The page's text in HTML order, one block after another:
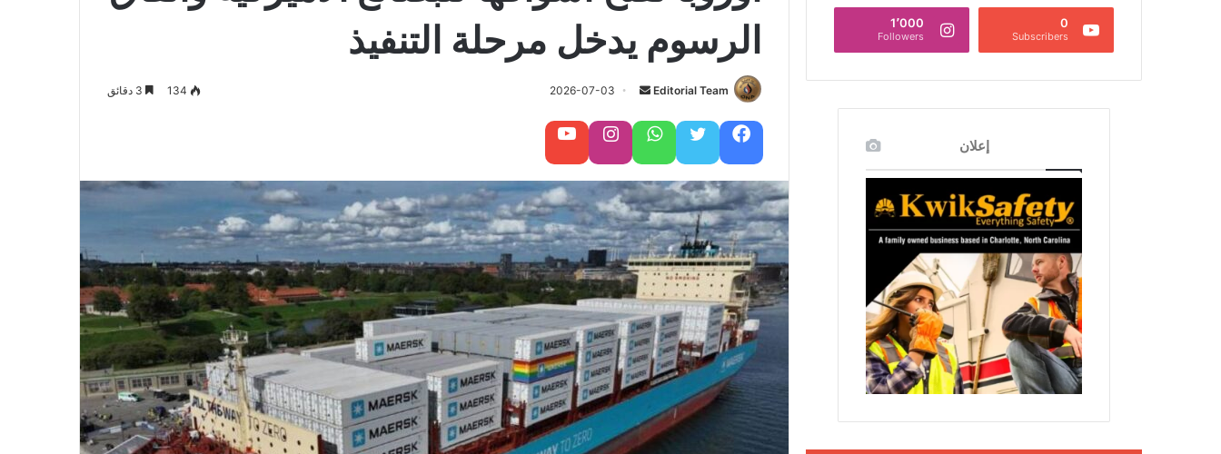
الرسوم يدخل مرحلة التنفيذ
Editorial Team
س
ل
ر
ي
د
ا
إ
ل
ك
ت
ر
و
2026-07-03
134
فيسبوك تويتر واتساب تابعنا على إنستغرام تابعنا على يوتيوب
0
Subscribers
1٬000
Followers
إعلان